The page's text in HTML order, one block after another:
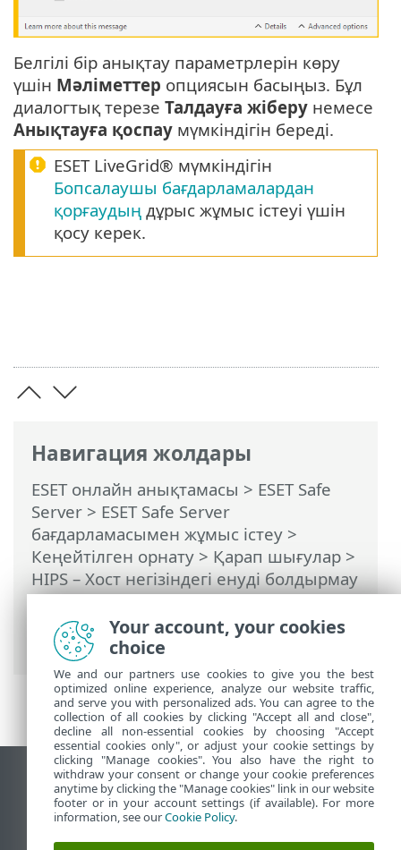
Навигация жолдары
ESET онлайн анықтамасы > ESET Safe
Server > ESET Safe Server
бағдарламасымен жұмыс істеу >
Кеңейтілген орнату > Қарап шығулар >
HIPS – Хост негізіндегі енуді болдырмау
жүйесі>HIPS интерактивті терезесі>
Ықтимал зиянкес хакерлік
бағдарламаның әрекеттері анықталды
Белгілі бір анықтау параметрлерін көру
үшін Мәліметтер опциясын басыңыз. Бұл
диалогтық терезе Талдауға жіберу немесе
Анықтауға қоспау мүмкіндігін береді.
ESET LiveGrid® мүмкіндігін
Бопсалаушы бағдарламалардан
қорғаудың дұрыс жұмыс істеуі үшін
қосу керек.
Жұмыс үстеліндегі сайтты қарау
End of Life
ESET білім қоры
Your account, your cookies
choice
We and our partners use cookies to give you the best
optimized online experience, analyze our website traffic,
and serve you with personalized ads. You can agree to the
collection of all cookies by clicking "Accept all and close",
decline all non-essential cookies by choosing "Accept
essential cookies only", or adjust your cookie settings by
clicking "Manage cookies". You also have the right to
withdraw your consent or change your cookie preferences
anytime by clicking the "Manage cookies" link in our website
footer or in your account settings (if available). For more
information, see ourCookie Policy.